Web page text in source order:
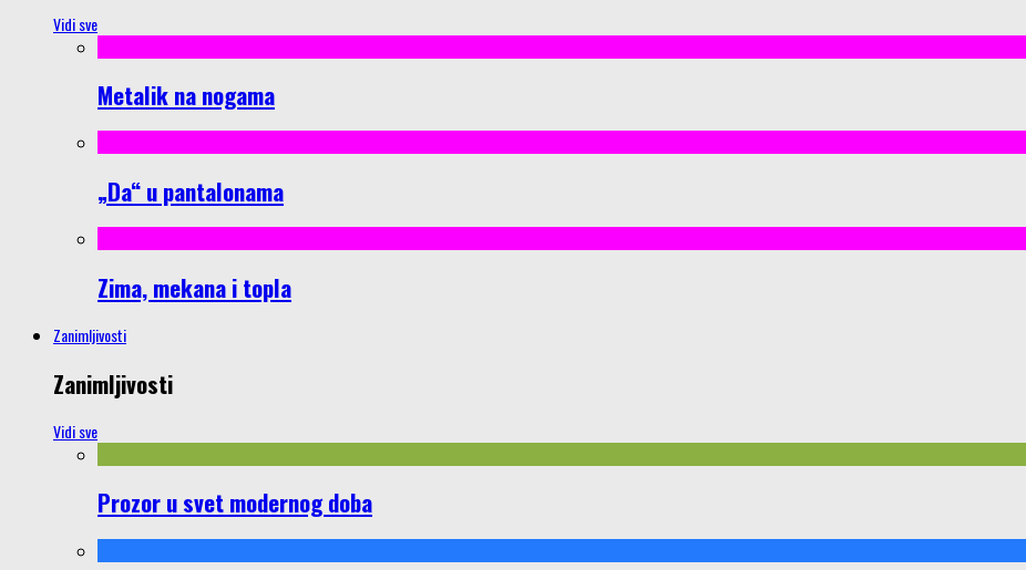
Vidi sve
Metalik na nogama
„Da“ u pantalonama
Zima, mekana i topla
Zanimljivosti
Zanimljivosti
Vidi sve
Prozor u svet modernog doba